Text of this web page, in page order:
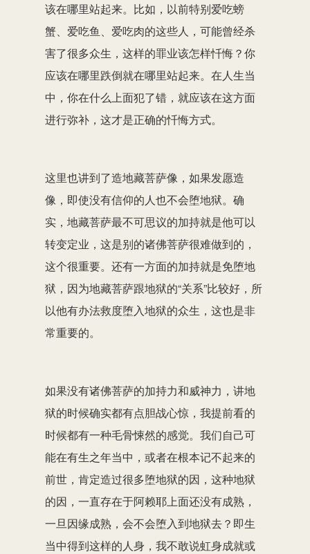
该在哪里站起来。比如，以前特别爱吃螃
蟹、爱吃鱼、爱吃肉的这些人，可能曾经杀
害了很多众生，这样的罪业该怎样忏悔？你
应该在哪里跌倒就在哪里站起来。在人生当
中，你在什么上面犯了错，就应该在这方面
进行弥补，这才是正确的忏悔方式。
这里也讲到了造地藏菩萨像，如果发愿造
像，即使没有信仰的人也不会堕地狱。确
实，地藏菩萨最不可思议的加持就是他可以
转变定业，这是别的诸佛菩萨很难做到的，
这个很重要。还有一方面的加持就是免堕地
狱，因为地藏菩萨跟地狱的“关系”比较好，所
以他有办法救度堕入地狱的众生，这也是非
常重要的。
如果没有诸佛菩萨的加持力和威神力，讲地
狱的时候确实都有点胆战心惊，我提前看的
时候都有一种毛骨悚然的感觉。我们自己可
能在有生之年当中，或者在根本记不起来的
前世，肯定造过很多堕地狱的因，这种地狱
的因，一直存在于阿赖耶上面还没有成熟，
一旦因缘成熟，会不会堕入到地狱去？即生
当中得到这样的人身，我不敢说虹身成就或